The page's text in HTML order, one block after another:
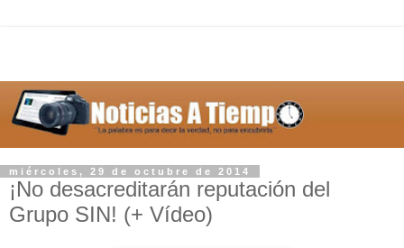
miércoles, 29 de octubre de 2014
¡No desacreditarán reputación del
Grupo SIN! (+ Vídeo)